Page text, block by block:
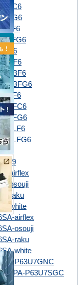
airflex
osouji
raku
white
airflex
osouji
raku
white
PA-P63U7GNC
PA-P63U7SGC